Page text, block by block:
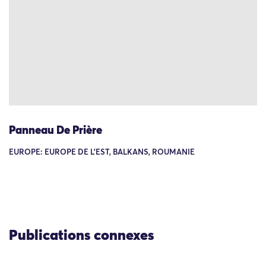
Panneau De Prière
EUROPE: EUROPE DE L'EST, BALKANS, ROUMANIE
Publications connexes